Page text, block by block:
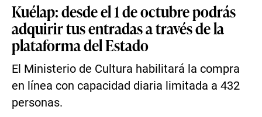
Kuélap: desde el 1 de octubre podrás
adquirir tus entradas a través de la
plataforma del Estado
El Ministerio de Cultura habilitará la compra
en línea con capacidad diaria limitada a 432
personas.